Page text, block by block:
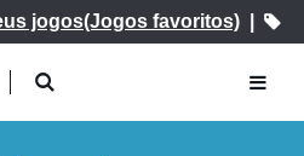
jogos(Jogos favoritos)|